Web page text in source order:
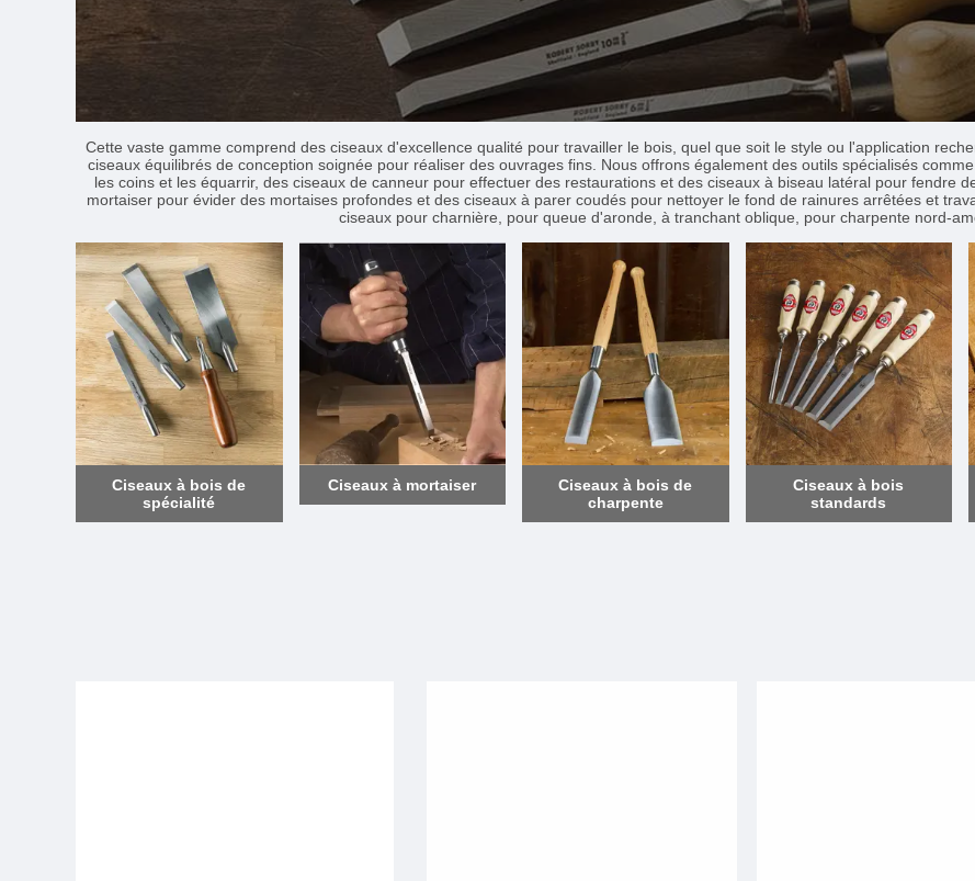
Cette vaste gamme comprend des ciseaux d'excellence qualité pour travailler le bois, quel que soit le style ou l'application
ciseaux équilibrés de conception soignée pour réaliser des ouvrages fins. Nous offrons également des outils spécialisés
les coins et les équarrir, des ciseaux de canneur pour effectuer des restaurations et des ciseaux à biseau latéral pour fendre
mortaiser pour évider des mortaises profondes et des ciseaux à parer coudés pour nettoyer le fond de rainures arrêtées et
ciseaux pour charnière, pour queue d'aronde, à tranchant oblique, pour charpente nord-
Ciseaux à bois de
spécialité
Ciseaux à mortaiser
Ciseaux à bois de
charpente
Ciseaux à bois
standards